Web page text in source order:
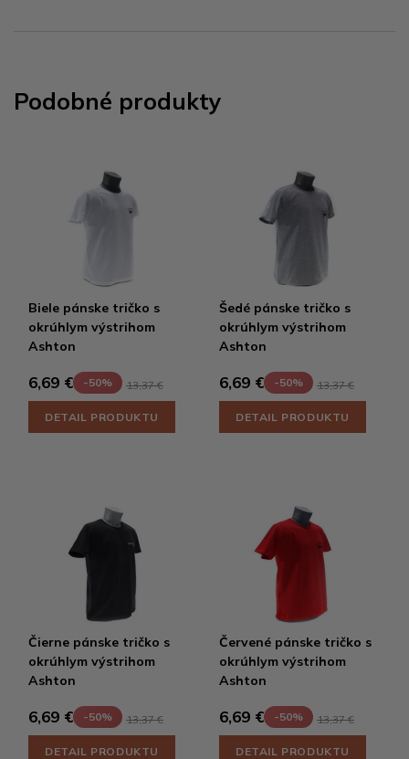
Podobné produkty
Biele pánske tričko s
okrúhlym výstrihom
Ashton
6,69 € -50% 13,37 €
DETAIL PRODUKTU
Šedé pánske tričko s
okrúhlym výstrihom
Ashton
6,69 € -50% 13,37 €
DETAIL PRODUKTU
Čierne pánske tričko s
okrúhlym výstrihom
Ashton
6,69 € -50% 13,37 €
DETAIL PRODUKTU
Červené pánske tričko s
okrúhlym výstrihom
Ashton
6,69 € -50% 13,37 €
DETAIL PRODUKTU